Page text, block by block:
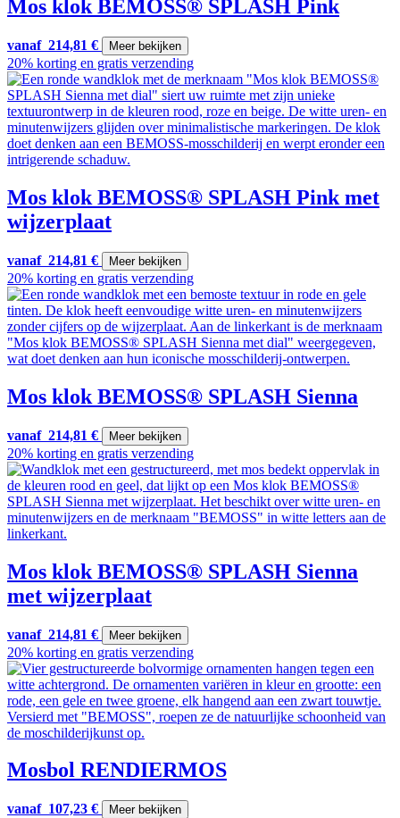
Mos klok BEMOSS® SPLASH Pink
vanaf 214,81 € Meer bekijken
20% korting en gratis verzending
Mos klok BEMOSS® SPLASH Pink met
wijzerplaat
vanaf 214,81 € Meer bekijken
20% korting en gratis verzending
Mos klok BEMOSS® SPLASH Sienna
vanaf 214,81 € Meer bekijken
20% korting en gratis verzending
Mos klok BEMOSS® SPLASH Sienna
met wijzerplaat
vanaf 214,81 € Meer bekijken
20% korting en gratis verzending
Mosbol RENDIERMOS
vanaf 107,23 € Meer bekijken